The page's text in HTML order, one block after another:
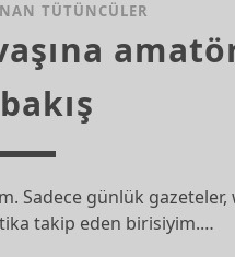
TÜTÜNCÜLER
Sadece günlük gazeteler,
takip eden birisiyim.…